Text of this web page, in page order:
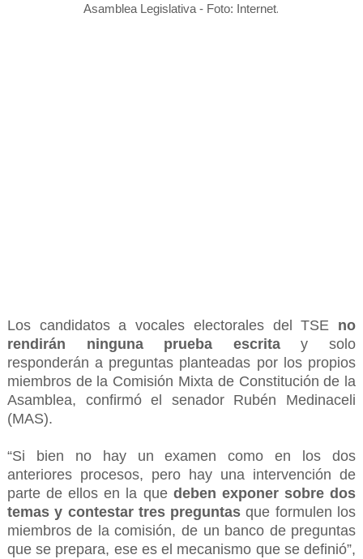
Asamblea Legislativa - Foto: Internet.
Los candidatos a vocales electorales del TSE no
rendirán ninguna prueba escritay solo
responderán a preguntas planteadas por los propios
miembros de la Comisión Mixta de Constitución de la
Asamblea, confirmó el senador Rubén Medinaceli
(MAS).
“Si bien no hay un examen como en los dos
anteriores procesos, pero hay una intervención de
parte de ellos en la que deben exponer sobre dos
temas y contestar tres preguntas que formulen los
miembros de la comisión, de un banco de preguntas
que se prepara, ese es el mecanismo que se definió”,